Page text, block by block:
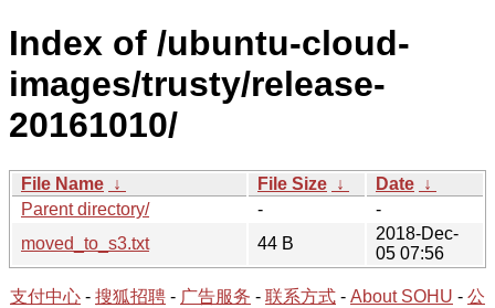
Index of /ubuntu-cloud-
images/trusty/release-
20161010/
File Name ↓ File Size ↓ Date ↓
Parent directory/
-
-
moved_to_s3.txt
44 B
2018-Dec-
05 07:56
支付中心 - 搜狐招聘 - 广告服务 - 联系方式 - About SOHU - 公